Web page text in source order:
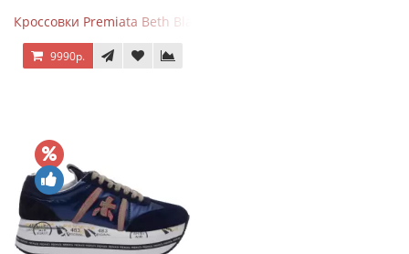
Кроссовки Premiata Beth Black Blue
9990р.